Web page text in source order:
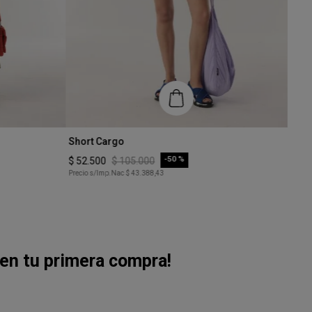
XS
Short Cargo
$ 52 500 $105.000 -50 %
Precio s/Imp.Nac $ 43.388,43
en tu primera compra!